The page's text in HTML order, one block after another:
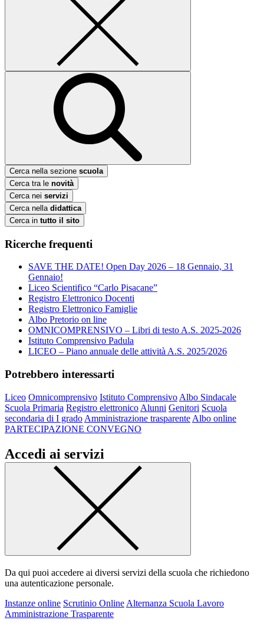
Cerca nella sezione scuola
Cerca tra le novità
Cerca nei servizi
Cerca nella didattica
Cerca in tutto il sito
Ricerche frequenti
SAVE THE DATE! Open Day 2026 – 18 Gennaio, 31
Gennaio!
Liceo Scientifico “Carlo Pisacane”
Registro Elettronico Docenti
Registro Elettronico Famiglie
Albo Pretorio on line
OMNICOMPRENSIVO – Libri di testo A.S. 2025-2026
Istituto Comprensivo Padula
LICEO – Piano annuale delle attività A.S. 2025/2026
Potrebbero interessarti
Liceo Omnicomprensivo Istituto Comprensivo Albo Sindacale
Scuola Primaria Registro elettronico Alunni Genitori Scuola
secondaria di I grado Amministrazione trasparente Albo online
PARTECIPAZIONE CONVEGNO
Accedi ai servizi
Da qui puoi accedere ai diversi servizi della scuola che richiedono
una autenticazione personale.
Instanze online Scrutinio Online Alternanza Scuola Lavoro
Amministrazione Trasparente